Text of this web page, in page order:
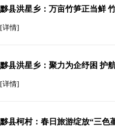
黟县洪星乡：万亩竹笋正当鲜
[详情]
黟县洪星乡：聚力为企纾困 护
[详情]
黟县柯村：春日旅游绽放“三色